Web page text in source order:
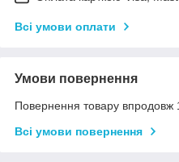
Всі умови оплати
Умови повернення
Повернення товару впродовж
Всі умови повернення